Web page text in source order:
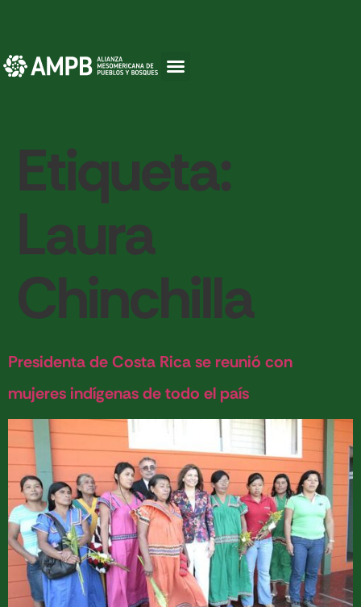
Etiqueta:
Laura
Chinchilla
Presidenta de Costa Rica se reunió con
mujeres indígenas de todo el país